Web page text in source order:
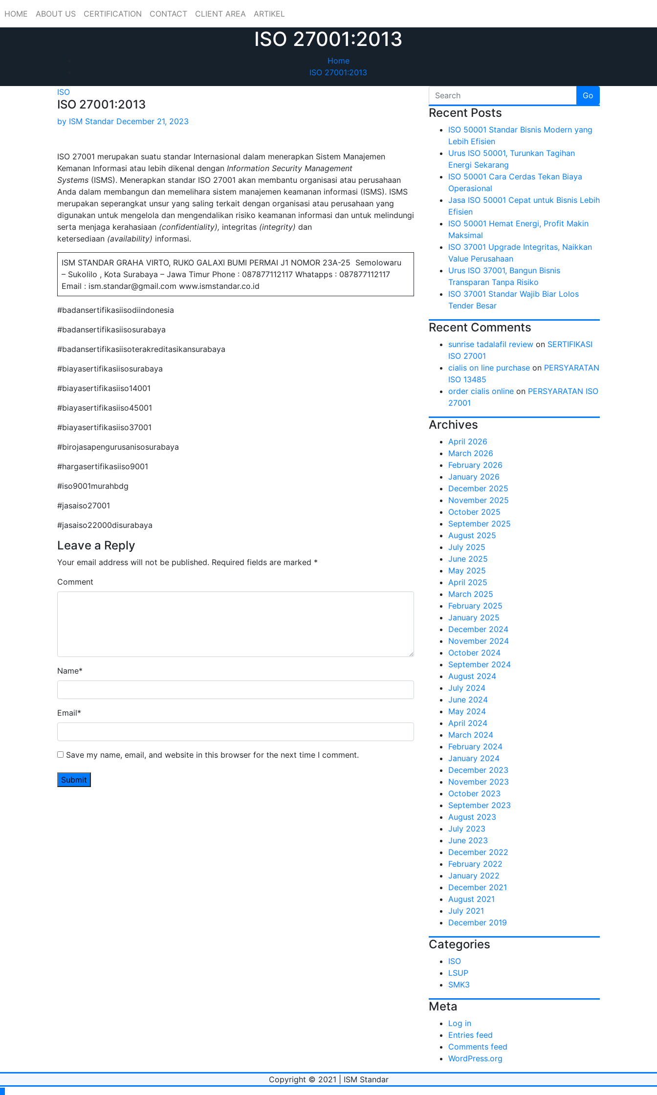
to
content
HOME ABOUT US CERTIFICATION CONTACT CLIENT AREA ARTIKEL
ISO 27001:2013
Home
ISO 27001:2013
ISO
ISO 27001:2013
by ISM Standar December 21, 2023
ISO 27001 merupakan suatu standar Internasional dalam menerapkan Sistem Manajemen
Kemanan Informasi atau lebih dikenal dengan Information Security Management
Systems (ISMS). Menerapkan standar ISO 27001 akan membantu organisasi atau perusahaan
Anda dalam membangun dan memelihara sistem manajemen keamanan informasi (ISMS). ISMS
merupakan seperangkat unsur yang saling terkait dengan organisasi atau perusahaan yang
digunakan untuk mengelola dan mengendalikan risiko keamanan informasi dan untuk melindungi
serta menjaga kerahasiaan (confidentiality), integritas (integrity) dan
ketersediaan (availability) informasi.
ISM STANDAR GRAHA VIRTO, RUKO GALAXI BUMI PERMAI J1 NOMOR 23A-25 Semolowaru
– Sukolilo , Kota Surabaya – Jawa Timur Phone : 087877112117 Whatapps : 087877112117
Email : ism.standar@gmail.com www.ismstandar.co.id
#badansertifikasiisodiindonesia
#badansertifikasiisosurabaya
#badansertifikasiisoterakreditasikansurabaya
#biayasertifikasiisosurabaya
#biayasertifikasiiso14001
#biayasertifikasiiso45001
#biayasertifikasiiso37001
#birojasapengurusanisosurabaya
#hargasertifikasiiso9001
#iso9001murahbdg
#jasaiso27001
#jasaiso22000disurabaya
Leave a Reply
Your email address will not be published. Required fields are marked *
Comment
Name*
Email*
Save my name, email, and website in this browser for the next time I comment.
Go
Recent Posts
ISO 50001 Standar Bisnis Modern yang
Lebih Efisien
Urus ISO 50001, Turunkan Tagihan
Energi Sekarang
ISO 50001 Cara Cerdas Tekan Biaya
Operasional
Jasa ISO 50001 Cepat untuk Bisnis Lebih
Efisien
ISO 50001 Hemat Energi, Profit Makin
Maksimal
ISO 37001 Upgrade Integritas, Naikkan
Value Perusahaan
Urus ISO 37001, Bangun Bisnis
Transparan Tanpa Risiko
ISO 37001 Standar Wajib Biar Lolos
Tender Besar
Recent Comments
sunrise tadalafil review on SERTIFIKASI
ISO 27001
cialis on line purchase on PERSYARATAN
ISO 13485
order cialis online on PERSYARATAN ISO
27001
Archives
April 2026
March 2026
February 2026
January 2026
December 2025
November 2025
October 2025
September 2025
August 2025
July 2025
June 2025
May 2025
April 2025
March 2025
February 2025
January 2025
December 2024
November 2024
October 2024
September 2024
August 2024
July 2024
June 2024
May 2024
April 2024
March 2024
February 2024
January 2024
December 2023
November 2023
October 2023
September 2023
August 2023
July 2023
June 2023
December 2022
February 2022
January 2022
December 2021
August 2021
July 2021
December 2019
Categories
ISO
LSUP
SMK3
Meta
Log in
Entries feed
Comments feed
WordPress.org
Copyright © 2021 | ISM Standar